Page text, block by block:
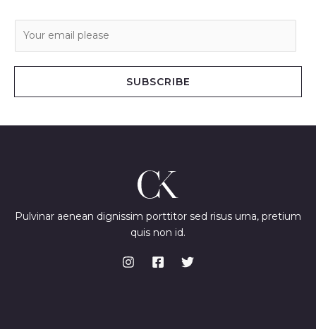
SUBSCRIBE
Pulvinar aenean dignissim porttitor sed risus urna, pretium
quis non id.